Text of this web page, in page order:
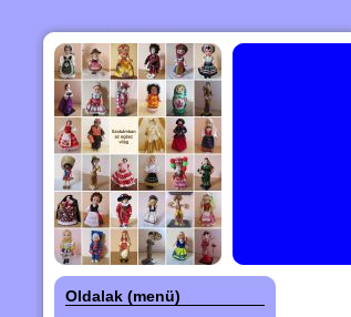
Oldalak (menü)